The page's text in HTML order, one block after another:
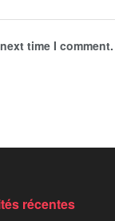
time I comment.
récentes